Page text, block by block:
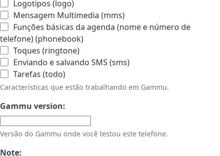
Logotipos (logo)
Mensagem Multimedia (mms)
Funções básicas da agenda (nome e número de
telefone) (phonebook)
Toques (ringtone)
Enviando e salvando SMS (sms)
Tarefas (todo)
Características que estão trabalhando em Gammu.
Gammu version:
Versão do Gammu onde você testou este telefone.
Note: